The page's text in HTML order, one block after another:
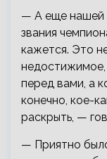
— А еще нашей
звания
кажется. Это
недостижимое,
перед вами, а
конечно, кое-
раскрыть, —
— Приятно